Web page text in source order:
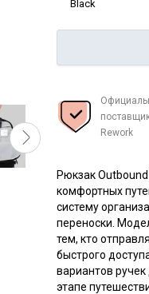
Black
Rework
Рюкзак
комфортных
систему
переноски.
тем, кто
быстрого
вариантов
этапе